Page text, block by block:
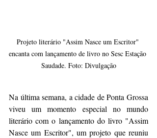
Projeto literário "Assim Nasce um Escritor"
encanta com lançamento de livro no Sesc Estação
Saudade. Foto: Divulgação
Na última semana, a cidade de Ponta Grossa
viveu um momento especial no mundo
literário com o lançamento do livro "Assim
Nasce um Escritor", um projeto que reuniu